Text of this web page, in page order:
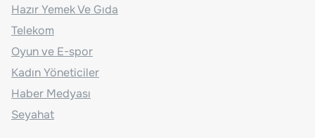
Hazır Yemek Ve Gıda
Telekom
Oyun ve E-spor
Kadın Yöneticiler
Haber Medyası
Seyahat